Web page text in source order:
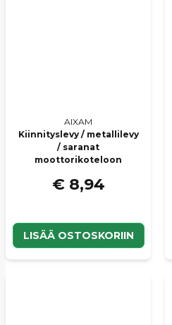
AIXAM
Kiinnityslevy / metallilevy
/ saranat
moottorikoteloon
€ 8,94
LISÄÄ OSTOSKORIIN